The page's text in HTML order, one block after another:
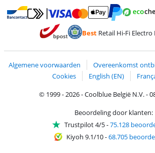
Betalen met Bancontact
Betalen met MasterCard en Visa via
BestRetail Hi-Fi Electro
Algemene voorwaarden Overeenkomst
Cookies
English (EN)
© 1999 - 2026 - Coolblue België N.V. -
Beoordeling door klanten:
Trustpilot 4/5-75.128
Kiyoh 9.1/10-68.705